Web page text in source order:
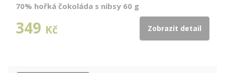
70% hořká čokoláda s nibsy 60 g
349 Kč Zobrazit detail